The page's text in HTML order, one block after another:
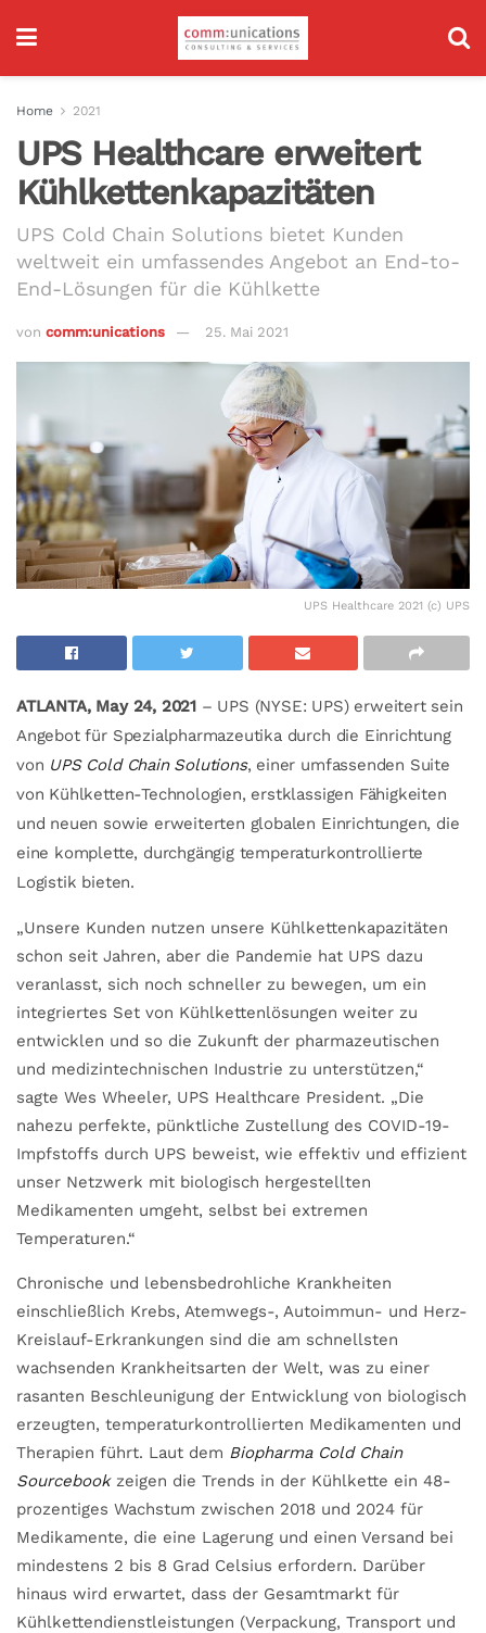
Home 2021
UPS Healthcare erweitert
Kühlkettenkapazitäten
UPS Cold Chain Solutions bietet Kunden
weltweit ein umfassendes Angebot an End-to-
End-Lösungen für die Kühlkette
von comm:unications 25. Mai 2021
UPS Healthcare 2021 (c) UPS
ATLANTA, May 24, 2021 – UPS (NYSE: UPS) erweitert sein
Angebot für Spezialpharmazeutika durch die Einrichtung
von UPS Cold Chain Solutions, einer umfassenden Suite
von Kühlketten-Technologien, erstklassigen Fähigkeiten
und neuen sowie erweiterten globalen Einrichtungen, die
eine komplette, durchgängig temperaturkontrollierte
Logistik bieten.
„Unsere Kunden nutzen unsere Kühlkettenkapazitäten
schon seit Jahren, aber die Pandemie hat UPS dazu
veranlasst, sich noch schneller zu bewegen, um ein
integriertes Set von Kühlkettenlösungen weiter zu
entwicklen und so die Zukunft der pharmazeutischen
und medizintechnischen Industrie zu unterstützen,“
sagte Wes Wheeler, UPS Healthcare President. „Die
nahezu perfekte, pünktliche Zustellung des COVID-19-
Impfstoffs durch UPS beweist, wie effektiv und effizient
unser Netzwerk mit biologisch hergestellten
Medikamenten umgeht, selbst bei extremen
Temperaturen.“
Chronische und lebensbedrohliche Krankheiten
einschließlich Krebs, Atemwegs-, Autoimmun- und Herz-
Kreislauf-Erkrankungen sind die am schnellsten
wachsenden Krankheitsarten der Welt, was zu einer
rasanten Beschleunigung der Entwicklung von biologisch
erzeugten, temperaturkontrollierten Medikamenten und
Therapien führt. Laut dem Biopharma Cold Chain
Sourcebookzeigen die Trends in der Kühlkette ein 48-
prozentiges Wachstum zwischen 2018 und 2024 für
Medikamente, die eine Lagerung und einen Versand bei
mindestens 2 bis 8 Grad Celsius erfordern. Darüber
hinaus wird erwartet, dass der Gesamtmarkt für
Kühlkettendienstleistungen (Verpackung, Transport und